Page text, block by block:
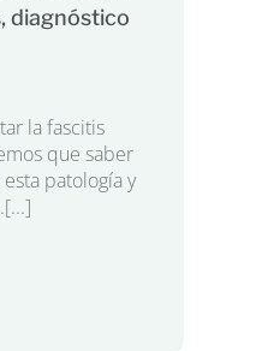
diagnóstico
la fascitis
que saber
patología y